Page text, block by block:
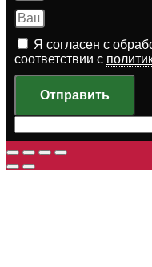
Я согласен с
соответствии с
Отправить